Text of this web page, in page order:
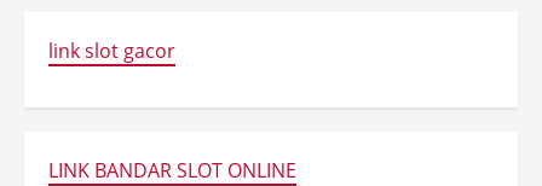
link slot gacor
LINK BANDAR SLOT ONLINE